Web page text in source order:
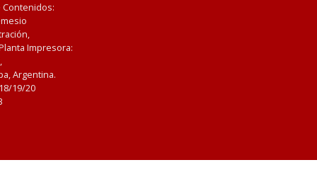
Impresora:
Argentina.
19/20